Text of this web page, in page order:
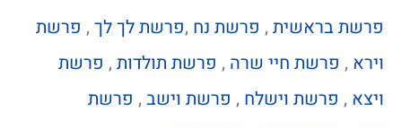
פרשת בראשית , פרשת נח ,פרשת לך לך , פרשת
וירא , פרשת חיי שרה , פרשת תולדות , פרשת
ויצא , פרשת וישלח , פרשת וישב , פרשת